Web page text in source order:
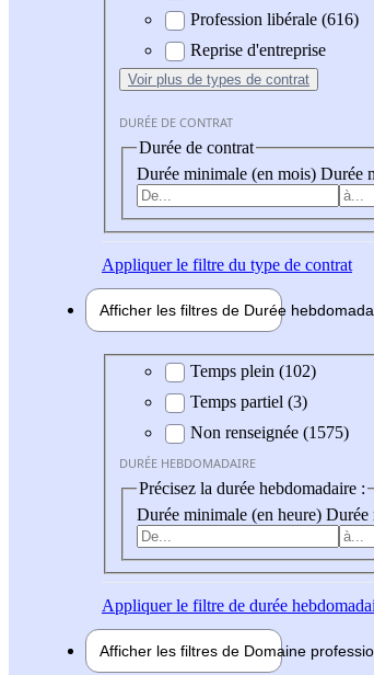
Profession libérale (616)
Reprise d'entreprise
Voir plus de types de contrat
DURÉE DE CONTRAT
Durée de contrat
Durée minimale (en mois) Durée
Appliquerle filtre du type de contrat
Afficher les filtres de Durée hebdo
Durée hebdomadaire
Temps plein (102)
Temps partiel (3)
Non renseignée (1575)
DURÉE HEBDOMADAIRE
Précisez la durée hebdomadaire :
Durée minimale (en heure) Durée
Appliquerle filtre de durée
Afficher les filtres de Domaine pro